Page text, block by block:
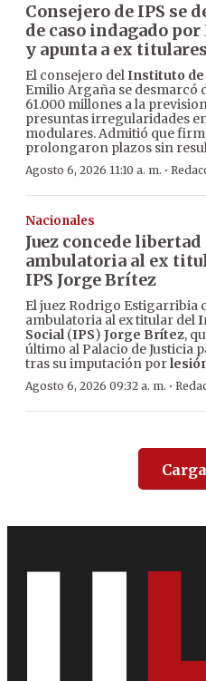
Consejero de IPS se
de caso indagado
y apunta a ex titulares
El consejero delInstituto de
Emilio Argaña se desmarcó
61.000 millones a la
presuntas irregularidades
modulares. Admitió que
prolongaron plazos sin
Agosto 6, 2026 11:10 a. m. ·
Nacionales
Juez concede libertad
ambulatoria al ex
IPS Jorge Brítez
El juez Rodrigo Estigarribia
ambulatoria al ex titular del
Social(IPS) Jorge Brítez,
último al Palacio de Justicia
tras su imputación por
Agosto 6, 2026 09:32 a. m. ·